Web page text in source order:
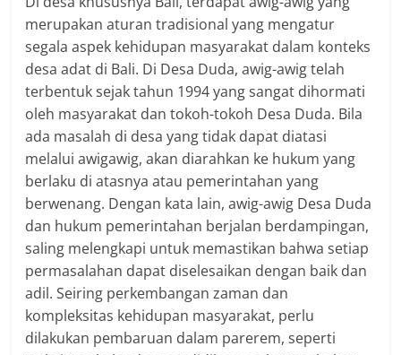
merupakan aturan tradisional yang mengatur
segala aspek kehidupan masyarakat dalam konteks
desa adat di Bali. Di Desa Duda, awig-awig telah
terbentuk sejak tahun 1994 yang sangat dihormati
oleh masyarakat dan tokoh-tokoh Desa Duda. Bila
ada masalah di desa yang tidak dapat diatasi
melalui awigawig, akan diarahkan ke hukum yang
berlaku di atasnya atau pemerintahan yang
berwenang. Dengan kata lain, awig-awig Desa Duda
dan hukum pemerintahan berjalan berdampingan,
saling melengkapi untuk memastikan bahwa setiap
permasalahan dapat diselesaikan dengan baik dan
adil. Seiring perkembangan zaman dan
kompleksitas kehidupan masyarakat, perlu
dilakukan pembaruan dalam parerem, seperti